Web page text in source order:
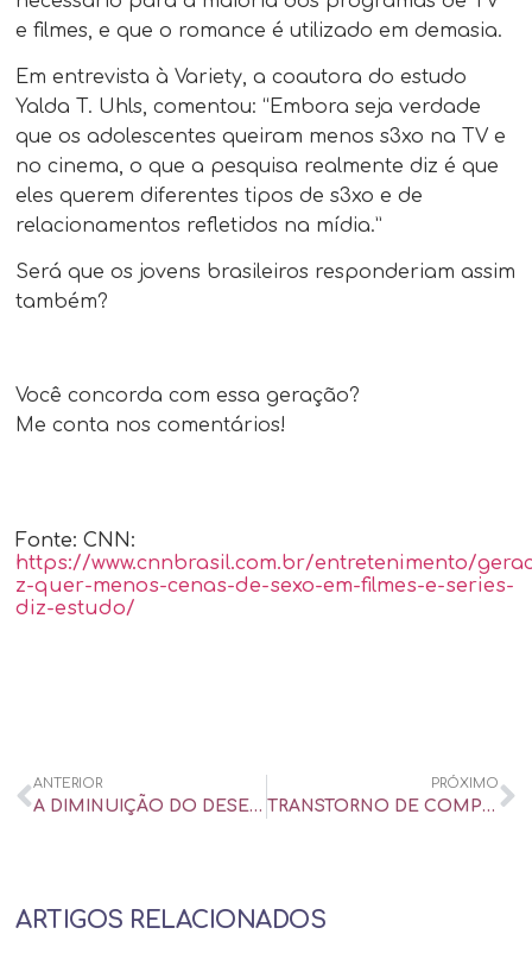
e filmes, e que o romance é utilizado em demasia.
Em entrevista à Variety, a coautora do estudo
Yalda T. Uhls, comentou: “Embora seja verdade
que os adolescentes queiram menos s3xo na TV e
no cinema, o que a pesquisa realmente diz é que
eles querem diferentes tipos de s3xo e de
relacionamentos refletidos na mídia.”
Será que os jovens brasileiros responderiam assim
também?
Você concorda com essa geração?
Me conta nos comentários!
Fonte: CNN:
https://www.cnnbrasil.com.br/entretenimento/
z-quer-menos-cenas-de-sexo-em-filmes-e-series-
diz-estudo/
ANTERIOR
A DIMINUIÇÃO DO DESEJO SEXUAL X O USO DE TESTOSTERONA
PRÓXIMO
TRANSTORNO DE COMPORTAMENTO SEXUAL COMPULSIVO (TCSC)
ARTIGOS RELACIONADOS